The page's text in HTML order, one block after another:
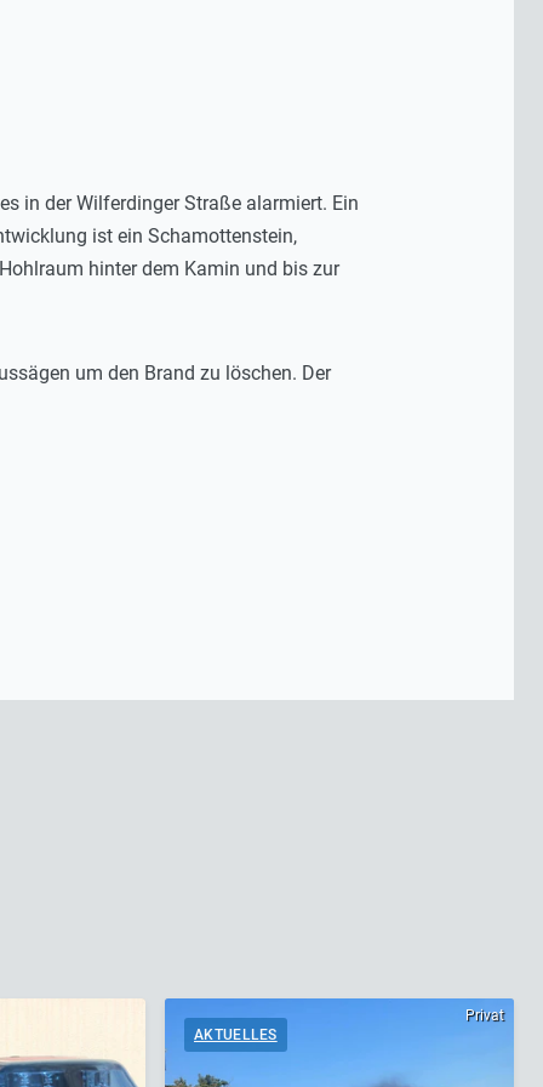
in der Wilferdinger Straße alarmiert. Ein
ist ein Schamottenstein,
hinter dem Kamin und bis zur
um den Brand zu löschen. Der
Privat
AKTUELLES